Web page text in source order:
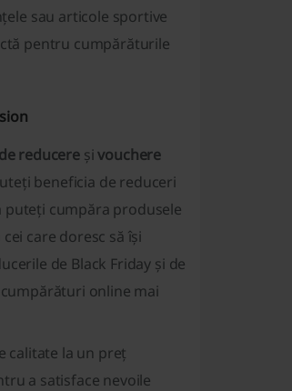
sau articole sportive
pentru cumpărăturile
reducereșivouchere
beneficia de reduceri
puteți cumpăra produsele
care doresc să își
de Black Friday și de
online mai
calitate la un preț
a satisface nevoile